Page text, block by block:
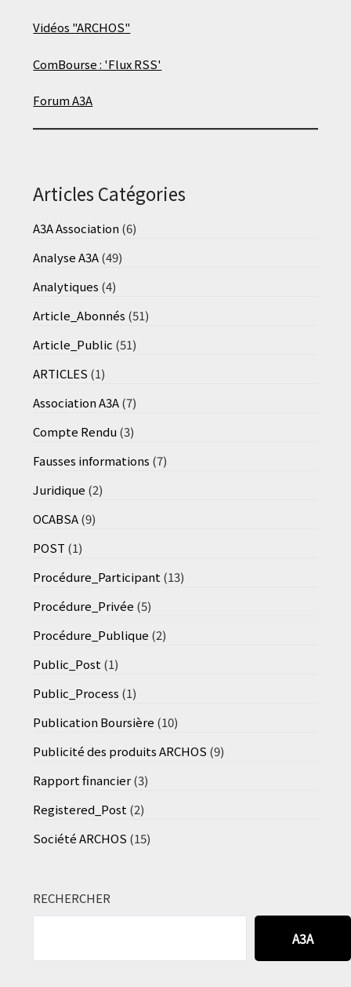
Vidéos "ARCHOS"
ComBourse : 'Flux RSS'
Forum A3A
Articles Catégories
A3A Association (6)
Analyse A3A(49)
Analytiques (4)
Article_Abonnés (51)
Article_Public (51)
ARTICLES (1)
Association A3A(7)
Compte Rendu (3)
Fausses informations (7)
Juridique (2)
OCABSA(9)
POST (1)
Procédure_Participant (13)
Procédure_Privée (5)
Procédure_Publique (2)
Public_Post (1)
Public_Process (1)
Publication Boursière (10)
Publicité des produits ARCHOS (9)
Rapport financier(3)
Registered_Post (2)
Société ARCHOS (15)
RECHERCHER
A3A